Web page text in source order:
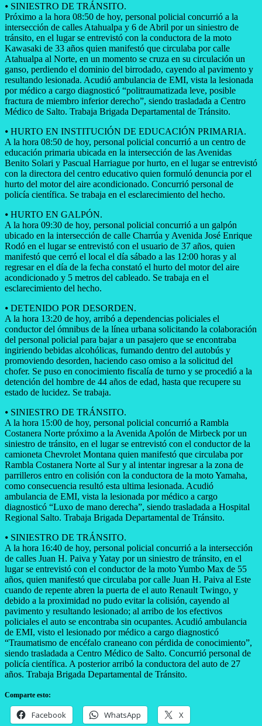
⦁ ​SINIESTRO DE TRÁNSITO.
Próximo a la hora 08:50 de hoy, personal policial concurrió a la
intersección de calles Atahualpa y 6 de Abril por un siniestro de
tránsito, en el lugar se entrevistó con la conductora de la moto
Kawasaki de 33 años quien manifestó que circulaba por calle
Atahualpa al Norte, en un momento se cruza en su circulación un
ganso, perdiendo el dominio del birrodado, cayendo al pavimento y
resultando lesionada. Acudió ambulancia de EMI, vista la lesionada
por médico a cargo diagnosticó “politraumatizada leve, posible
fractura de miembro inferior derecho”, siendo trasladada a Centro
Médico de Salto. Trabaja Brigada Departamental de Tránsito.
⦁ ​HURTO EN INSTITUCIÓN DE EDUCACIÓN PRIMARIA.
A la hora 08:50 de hoy, personal policial concurrió a un centro de
educación primaria ubicada en la intersección de las Avenidas
Benito Solari y Pascual Harriague por hurto, en el lugar se entrevistó
con la directora del centro educativo quien formuló denuncia por el
hurto del motor del aire acondicionado. Concurrió personal de
policía científica. Se trabaja en el esclarecimiento del hecho.
⦁ ​HURTO EN GALPÓN.
A la hora 09:30 de hoy, personal policial concurrió a un galpón
ubicado en la intersección de calle Charrúa y Avenida José Enrique
Rodó en el lugar se entrevistó con el usuario de 37 años, quien
manifestó que cerró el local el día sábado a las 12:00 horas y al
regresar en el día de la fecha constató el hurto del motor del aire
acondicionado y 5 metros del cableado. Se trabaja en el
esclarecimiento del hecho.
⦁ ​DETENIDO POR DESORDEN.
A la hora 13:20 de hoy, arribó a dependencias policiales el
conductor del ómnibus de la línea urbana solicitando la colaboración
del personal policial para bajar a un pasajero que se encontraba
ingiriendo bebidas alcohólicas, fumando dentro del autobús y
promoviendo desorden, haciendo caso omiso a la solicitud del
chofer. Se puso en conocimiento fiscalía de turno y se procedió a la
detención del hombre de 44 años de edad, hasta que recupere su
estado de lucidez. Se trabaja.
⦁ ​SINIESTRO DE TRÁNSITO.
A la hora 15:00 de hoy, personal policial concurrió a Rambla
Costanera Norte próximo a la Avenida Apolón de Mirbeck por un
siniestro de tránsito, en el lugar se entrevistó con el conductor de la
camioneta Chevrolet Montana quien manifestó que circulaba por
Rambla Costanera Norte al Sur y al intentar ingresar a la zona de
parrilleros entro en colisión con la conductora de la moto Yamaha,
como consecuencia resultó esta ultima lesionada. Acudió
ambulancia de EMI, vista la lesionada por médico a cargo
diagnosticó “Luxo de mano derecha”, siendo trasladada a Hospital
Regional Salto. Trabaja Brigada Departamental de Tránsito.
⦁ ​SINIESTRO DE TRÁNSITO.
A la hora 16:40 de hoy, personal policial concurrió a la intersección
de calles Juan H. Paiva y Yatay por un siniestro de tránsito, en el
lugar se entrevistó con el conductor de la moto Yumbo Max de 55
años, quien manifestó que circulaba por calle Juan H. Paiva al Este
cuando de repente abren la puerta de el auto Renault Twingo, y
debido a la proximidad no pudo evitar la colisión, cayendo al
pavimento y resultando lesionado; al arribo de los efectivos
policiales el auto se encontraba sin ocupantes. Acudió ambulancia
de EMI, visto el lesionado por médico a cargo diagnosticó
“Traumatismo de encéfalo craneano con pérdida de conocimiento”,
siendo trasladada a Centro Médico de Salto. Concurrió personal de
policía científica. A posterior arribó la conductora del auto de 27
años. Trabaja Brigada Departamental de Tránsito.
Comparte esto:
Facebook WhatsApp X